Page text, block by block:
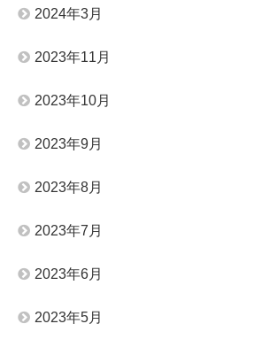
2024年3月
2023年11月
2023年10月
2023年9月
2023年8月
2023年7月
2023年6月
2023年5月